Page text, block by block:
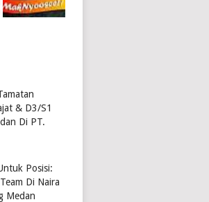
& D3/S1
Di PT.
Posisi:
Di Naira
Medan